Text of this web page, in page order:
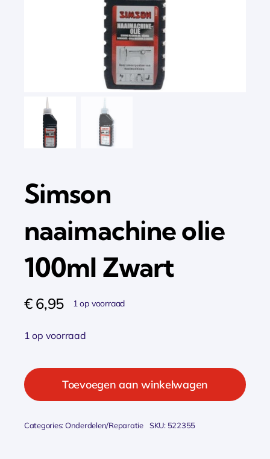
Simson
naaimachine olie
100ml Zwart
€6,95 1 op voorraad
1 op voorraad
naaimachine
Zwart
Toevoegen aan winkelwagen
Categories:Onderdelen/Reparatie SKU: 522355